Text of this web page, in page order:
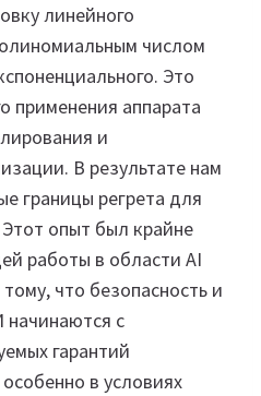
линейного
числом
Это
применения аппарата
и
В результате нам
границы регрета для
опыт был крайне
работы в области AI
что безопасность и
начинаются с
гарантий
в условиях